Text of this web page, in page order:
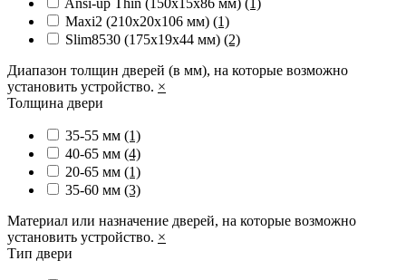
Ansi-up Thin (150х15х86 мм) (1)
Maxi2 (210х20х106 мм) (1)
Slim8530 (175x19x44 мм) (2)
Диапазон толщин дверей (в мм), на которые возможно
установить устройство. ×
Толщина двери
35-55 мм (1)
40-65 мм (4)
20-65 мм (1)
35-60 мм (3)
Материал или назначение дверей, на которые возможно
установить устройство. ×
Тип двери